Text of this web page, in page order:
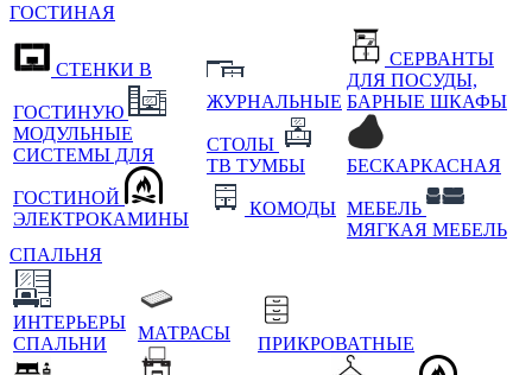
ГОСТИНАЯ
СТЕНКИ В
ГОСТИНУЮ
МОДУЛЬНЫЕ
СИСТЕМЫ ДЛЯ
ГОСТИНОЙ
ЭЛЕКТРОКАМИНЫ
ЖУРНАЛЬНЫЕ
СТОЛЫ
ТВ ТУМБЫ
КОМОДЫ
СЕРВАНТЫ
ДЛЯ ПОСУДЫ,
БАРНЫЕ ШКАФЫ
БЕСКАРКАСНАЯ
МЕБЕЛЬ
МЯГКАЯ МЕБЕЛЬ
СПАЛЬНЯ
ИНТЕРЬЕРЫ
СПАЛЬНИ
МАТРАСЫ
ПРИКРОВАТНЫЕ